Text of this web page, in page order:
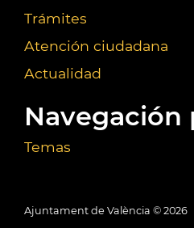
Trámites
Atención ciudadana
Actualidad
Navegación
Temas
Ajuntament de València © 2026